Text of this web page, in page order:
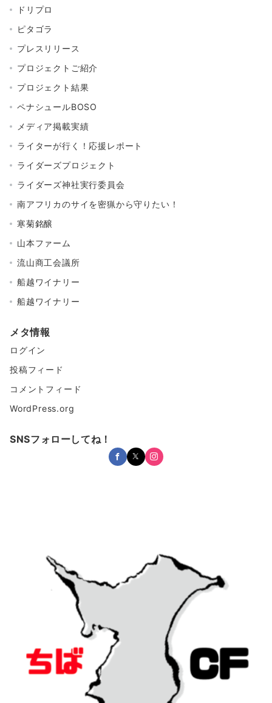
ドリプロ
ピタゴラ
プレスリリース
プロジェクトご紹介
プロジェクト結果
ペナシュールBOSO
メディア掲載実績
ライターが行く！応援レポート
ライダーズプロジェクト
ライダーズ神社実行委員会
南アフリカのサイを密猟から守りたい！
寒菊銘醸
山本ファーム
流山商工会議所
船越ワイナリー
船越ワイナリー
メタ情報
ログイン
投稿フィード
コメントフィード
WordPress.org
SNSフォローしてね！